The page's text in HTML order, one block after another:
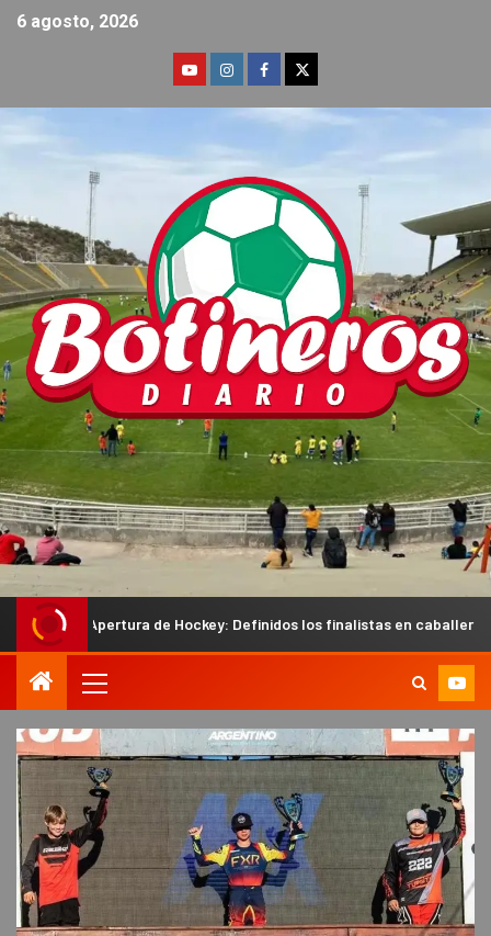
6 agosto, 2026
de Hockey: Definidos los finalistas en caballeros y los